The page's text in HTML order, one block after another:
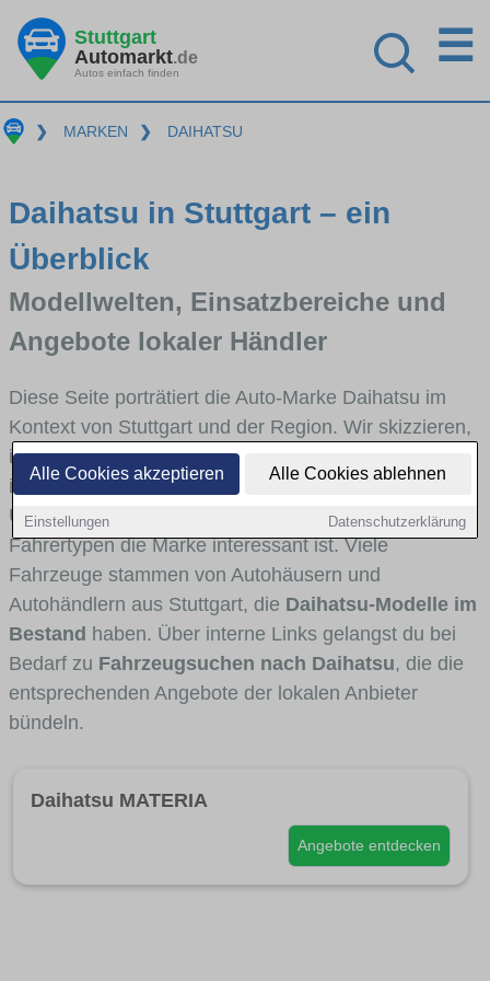
Alle Cookies akzeptieren Alle Cookies ablehnen
Einstellungen Datenschutzerklärung
Stuttgart
Automarkt.de
Autos einfach finden
☰
❯ MARKEN ❯ DAIHATSU
Daihatsu in Stuttgart – ein
Überblick
Modellwelten, Einsatzbereiche und
Angebote lokaler Händler
Diese Seite porträtiert die Auto-Marke Daihatsu im
Kontext von Stuttgart und der Region. Wir skizzieren,
in welchen Fahrzeugklassen Daihatsu stark vertreten
ist, welche Modellreihen häufig im Stadt- und
Umlandverkehr zu sehen sind und für welche
Fahrertypen die Marke interessant ist. Viele
Fahrzeuge stammen von Autohäusern und
Autohändlern aus Stuttgart, die Daihatsu-Modelle im
Bestand haben. Über interne Links gelangst du bei
Bedarf zu Fahrzeugsuchen nach Daihatsu, die die
entsprechenden Angebote der lokalen Anbieter
bündeln.
Daihatsu MATERIA
Angebote entdecken